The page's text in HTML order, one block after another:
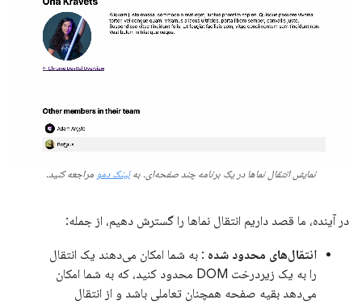
نمایش انتقال نماها در یک برنامه چند صفحه‌ای. بهلینک دمو مراجعه کنید.
در آینده، ما قصد داریم انتقال نماها را گسترش دهیم، از جمله:
انتقال‌های محدود شده : به شما امکان می‌دهند یک انتقال
را به یک زیردرخت DOM محدود کنید، که به شما امکان
می‌دهد بقیه صفحه همچنان تعاملی باشد و از انتقال